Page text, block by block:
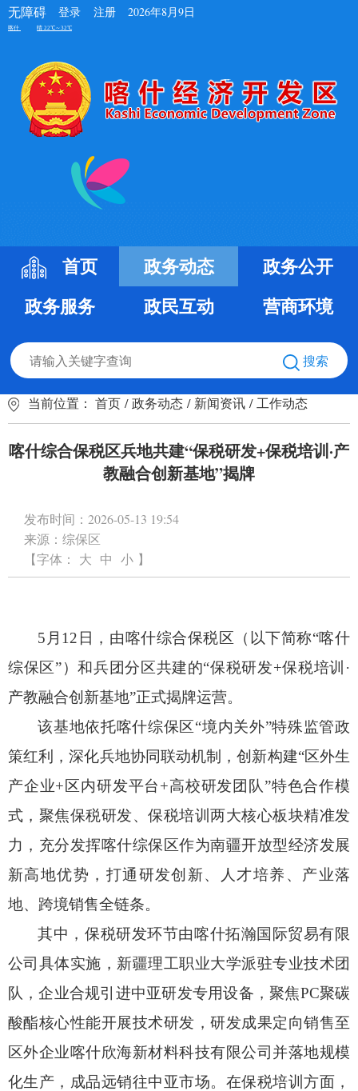
无障碍 登录 注册 2026年8月9日
首页 政务动态
政务公开
政务服务
政民互动 营商环境
搜索
当前位置： 首页 /政务动态 / 新闻资讯 / 工作动态
喀什综合保税区兵地共建“保税研发+保税培训·产
教融合创新基地”揭牌
发布时间： 2026-05-13 19:54
来源： 综保区
【字体：
大 中 小 】
5 月 12 日，由喀什综合保税区（以下简称“喀什
综保区”）和兵团分区共建的“保税研发+保税培训·
产教融合创新基地”正式揭牌运营。
该基地依托喀什综保区 “境内关外”特殊监管政
策红利，深化兵地协同联动机制，创新构建“区外生
产企业+ 区内研发平台+高校研发团队”特色合作模
式，聚焦保税研发、保税培训两大核心板块精准发
力，充分发挥喀什综保区作为南疆开放型经济发展
新高地优势，打通研发创新、人才培养、产业落
地、跨境销售全链条。
其中，保税研发环节由喀什拓瀚国际贸易有限
公司具体实施，新疆理工职业大学派驻专业技术团
队，企业合规引进中亚研发专用设备，聚焦PC聚碳
酸酯核心性能开展技术研发，研发成果定向销售至
区外企业喀什欣海新材料科技有限公司 并落地规模
化生产，成品远销往中亚市场。在保税培训方面，